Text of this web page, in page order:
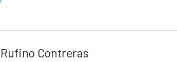
Rufino Contreras